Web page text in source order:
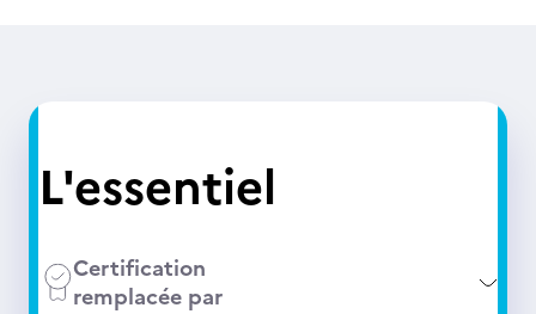
L'essentiel
Certification
remplacée par